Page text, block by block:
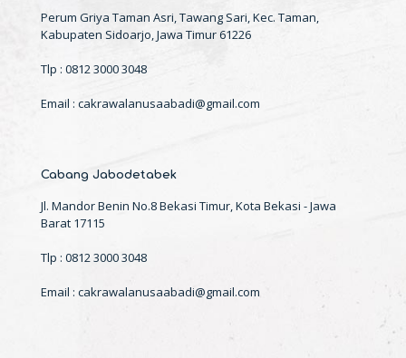
Perum Griya Taman Asri, Tawang Sari, Kec. Taman,
Kabupaten Sidoarjo, Jawa Timur 61226
Tlp : 0812 3000 3048
Email : cakrawalanusaabadi@gmail.com
Cabang Jabodetabek
Jl. Mandor Benin No.8 Bekasi Timur, Kota Bekasi - Jawa
Barat 17115
Tlp : 0812 3000 3048
Email : cakrawalanusaabadi@gmail.com